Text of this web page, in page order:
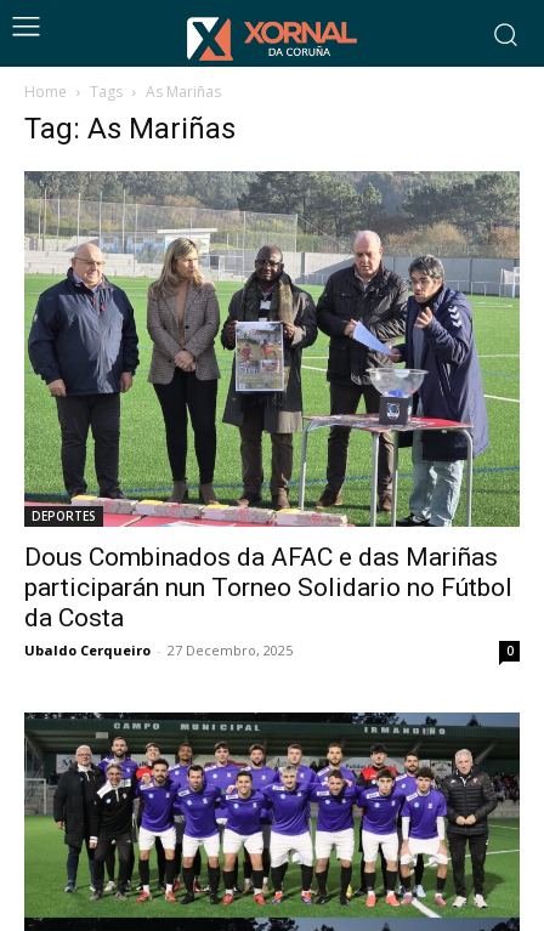
Home Tags As Mariñas
Tag: As Mariñas
DEPORTES
Dous Combinados da AFAC e das Mariñas
participarán nun Torneo Solidario no Fútbol
da Costa
Ubaldo Cerqueiro - 27 Decembro, 2025 0